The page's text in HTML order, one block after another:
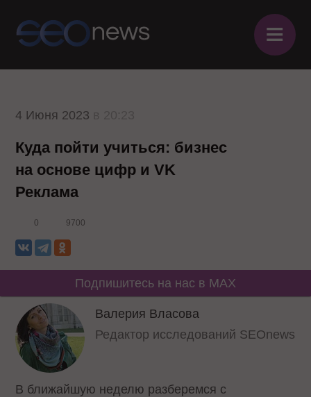
≡
4 Июня 2023
Куда пойти учиться: бизнес
на основе цифр и VK
Реклама
0 9700
Подпишитесь на нас в MAX
Валерия Власова
Редактор исследований SEOnews
В ближайшую неделю разберемся с